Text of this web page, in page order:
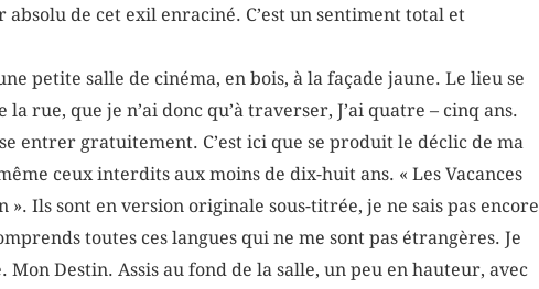
de cet exil enraciné. C’est un sentiment total et
petite salle de cinéma, en bois, à la façade jaune. Le lieu se
rue, que je n’ai donc qu’à traverser, J’ai quatre – cinq ans.
entrer gratuitement. C’est ici que se produit le déclic de ma
ceux interdits aux moins de dix-huit ans. « Les Vacances
». Ils sont en version originale sous-titrée, je ne sais pas encore
toutes ces langues qui ne me sont pas étrangères. Je
Destin. Assis au fond de la salle, un peu en hauteur, avec